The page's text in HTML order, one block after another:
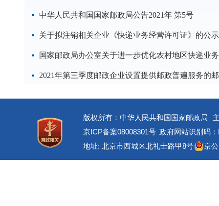
中华人民共和国国家邮政局公告2021年 第5号
关于拟注销相关企业《快递业务经营许可证》的公示
版权所有：中华人民共和国国家邮政局
京ICP备案08008301号 政府网站识别码
地址: 北京市西城区北礼士路甲8号
京